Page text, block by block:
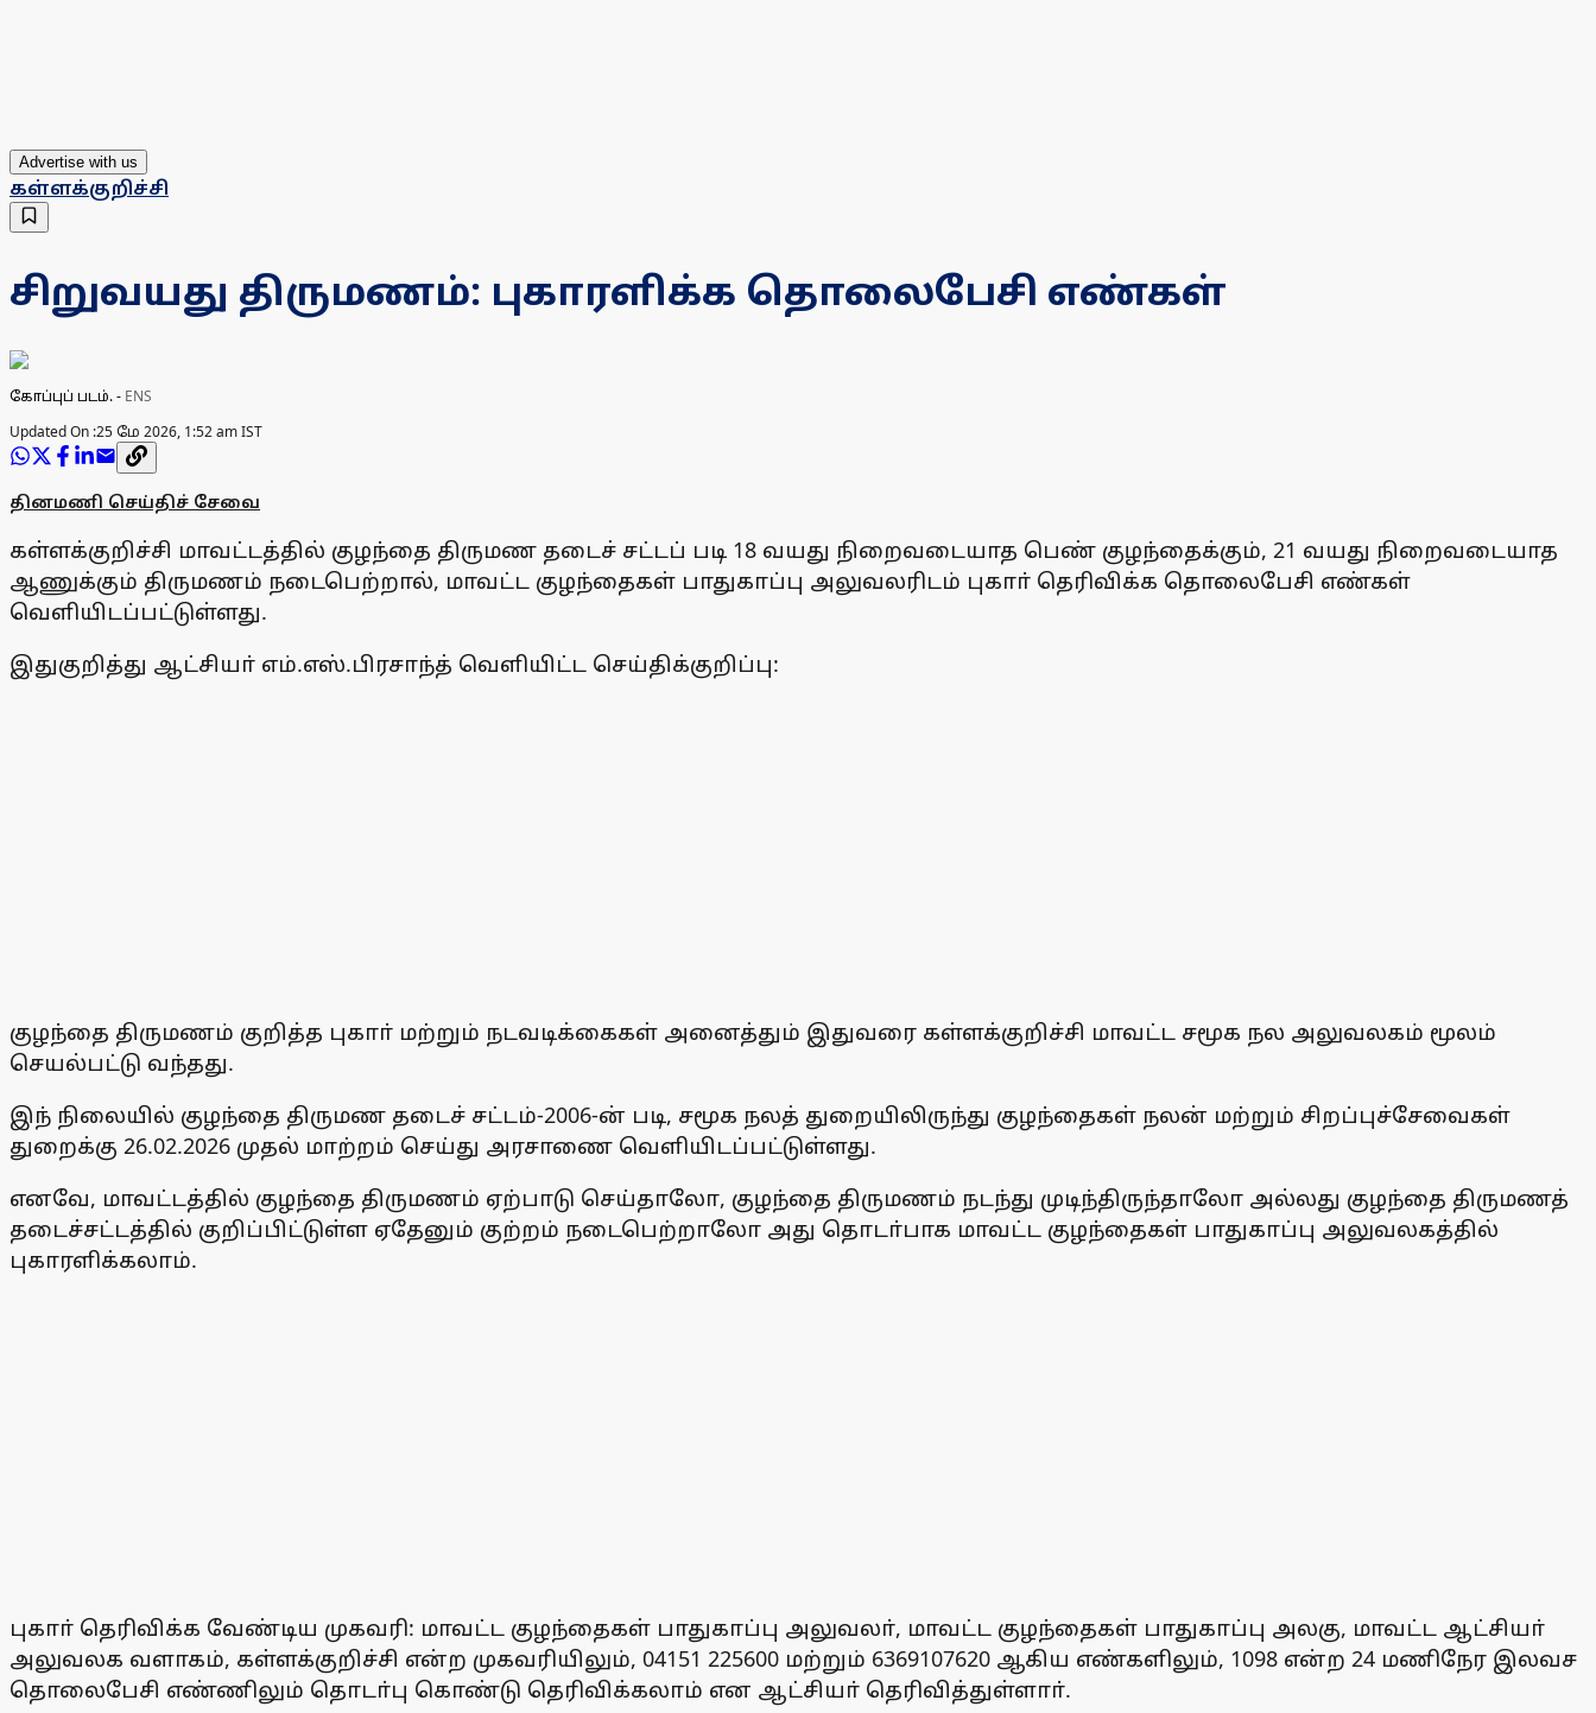
Advertise with us
கள்ளக்குறிச்சி
சிறுவயது திருமணம்: புகாரளிக்க தொலைபேசி எண்கள்
கோப்புப் படம்.- ENS
Updated On :25 மே 2026, 1:52 am IST
தினமணி செய்திச் சேவை
கள்ளக்குறிச்சி மாவட்டத்தில் குழந்தை திருமண தடைச் சட்டப் படி 18 வயது நிறைவடையாத பெண் குழந்தைக்கும், 21 வயது நிறைவடையாத
ஆணுக்கும் திருமணம் நடைபெற்றால், மாவட்ட குழந்தைகள் பாதுகாப்பு அலுவலரிடம் புகாா் தெரிவிக்க தொலைபேசி எண்கள்
வெளியிடப்பட்டுள்ளது.
இதுகுறித்து ஆட்சியா் எம்.எஸ்.பிரசாந்த் வெளியிட்ட செய்திக்குறிப்பு:
குழந்தை திருமணம் குறித்த புகாா் மற்றும் நடவடிக்கைகள் அனைத்தும் இதுவரை கள்ளக்குறிச்சி மாவட்ட சமூக நல அலுவலகம் மூலம்
செயல்பட்டு வந்தது.
இந் நிலையில் குழந்தை திருமண தடைச் சட்டம்-2006-ன் படி, சமூக நலத் துறையிலிருந்து குழந்தைகள் நலன் மற்றும் சிறப்புச்சேவைகள்
துறைக்கு 26.02.2026 முதல் மாற்றம் செய்து அரசாணை வெளியிடப்பட்டுள்ளது.
எனவே, மாவட்டத்தில் குழந்தை திருமணம் ஏற்பாடு செய்தாலோ, குழந்தை திருமணம் நடந்து முடிந்திருந்தாலோ அல்லது குழந்தை திருமணத்
தடைச்சட்டத்தில் குறிப்பிட்டுள்ள ஏதேனும் குற்றம் நடைபெற்றாலோ அது தொடா்பாக மாவட்ட குழந்தைகள் பாதுகாப்பு அலுவலகத்தில்
புகாரளிக்கலாம்.
புகாா் தெரிவிக்க வேண்டிய முகவரி: மாவட்ட குழந்தைகள் பாதுகாப்பு அலுவலா், மாவட்ட குழந்தைகள் பாதுகாப்பு அலகு, மாவட்ட ஆட்சியா்
அலுவலக வளாகம், கள்ளக்குறிச்சி என்ற முகவரியிலும், 04151 225600 மற்றும் 6369107620 ஆகிய எண்களிலும், 1098 என்ற 24 மணிநேர இலவச
தொலைபேசி எண்ணிலும் தொடா்பு கொண்டு தெரிவிக்கலாம் என ஆட்சியா் தெரிவித்துள்ளாா்.